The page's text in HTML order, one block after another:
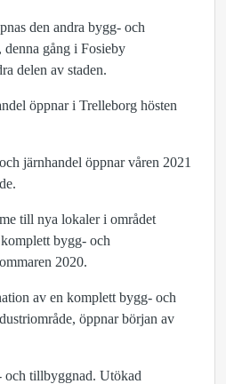
den andra bygg- och
gång i Fosieby
delen av staden.
öppnar i Trelleborg hösten
järnhandel öppnar våren 2021
till nya lokaler i området
bygg- och
2020.
av en komplett bygg- och
öppnar början av
och tillbyggnad. Utökad